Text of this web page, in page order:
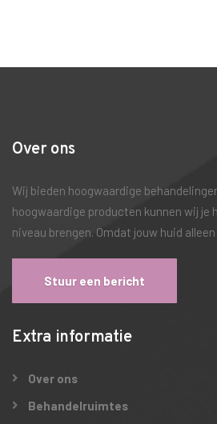
Over ons
Wij bieden hoogwaardige
hoogwaardige producten kunnen wij je
niveau brengen. Omdat jouw huid
Stuur een bericht
Extra informatie
Over ons
Behandelruimtes